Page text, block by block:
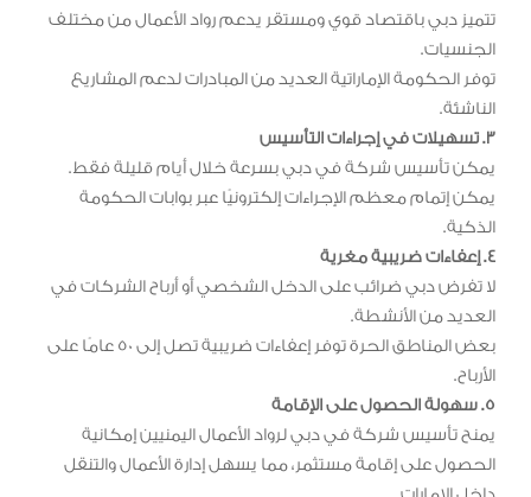
تتميز دبي باقتصاد قوي ومستقر يدعم رواد الأعمال من مختلف
الجنسيات.
توفر الحكومة الإماراتية العديد من المبادرات لدعم المشاريع
الناشئة.
3. تسهيلات في إجراءات التأسيس
يمكن تأسيس شركة في دبي بسرعة خلال أيام قليلة فقط.
يمكن إتمام معظم الإجراءات إلكترونيًا عبر بوابات الحكومة
الذكية.
4. إعفاءات ضريبية مغرية
لا تفرض دبي ضرائب على الدخل الشخصي أو أرباح الشركات في
العديد من الأنشطة.
بعض المناطق الحرة توفر إعفاءات ضريبية تصل إلى 50 عامًا على
الأرباح.
5. سهولة الحصول على الإقامة
يمنح تأسيس شركة في دبي لرواد الأعمال اليمنيين إمكانية
الحصول على إقامة مستثمر، مما يسهل إدارة الأعمال والتنقل